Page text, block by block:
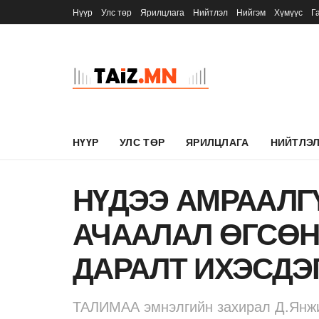
Нүүр Улс төр Ярилцлага Нийтлэл Нийгэм Хүмүүс
НҮҮР УЛС ТӨР ЯРИЛЦЛАГА
НҮДЭЭ
АЧААЛАЛ
ДАРАЛТ
ТАЛИМАА эмнэлгийн захирал